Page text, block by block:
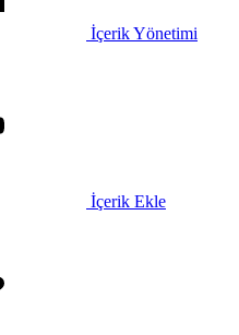
İçerik Yönetimi
İçerik Ekle